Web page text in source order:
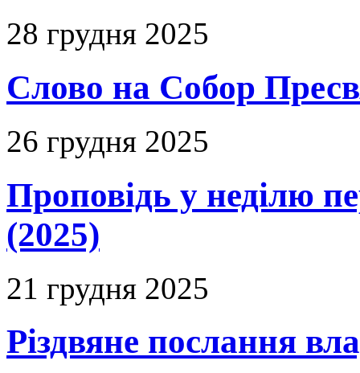
28 грудня 2025
Слово на Собор
26 грудня 2025
Проповідь у неділю
(2025)
21 грудня 2025
Різдвяне послання